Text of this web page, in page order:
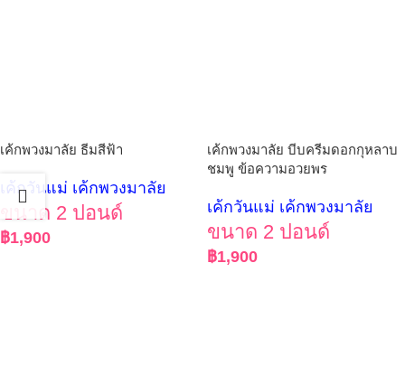
เค้กพวงมาลัย ธีมสีฟ้า
เค้กวันแม่ เค้กพวงมาลัย
ขนาด 2 ปอนด์
฿1,900
เค้กพวงมาลัย บีบครีมดอกกุหลาบ
ชมพู ข้อความอวยพร
เค้กวันแม่ เค้กพวงมาลัย
ขนาด 2 ปอนด์
฿1,900